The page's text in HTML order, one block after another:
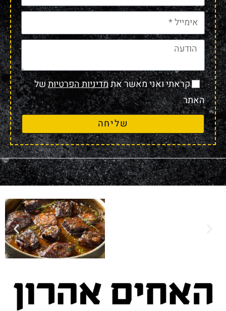
קראתי ואני מאשר אתמדיניות הפרטיותשל
האתר
שליחה